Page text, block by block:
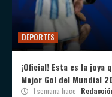
DEPORTES
¡Oficial! Esta es la joya
Mejor Gol del Mundial
1 semana hace